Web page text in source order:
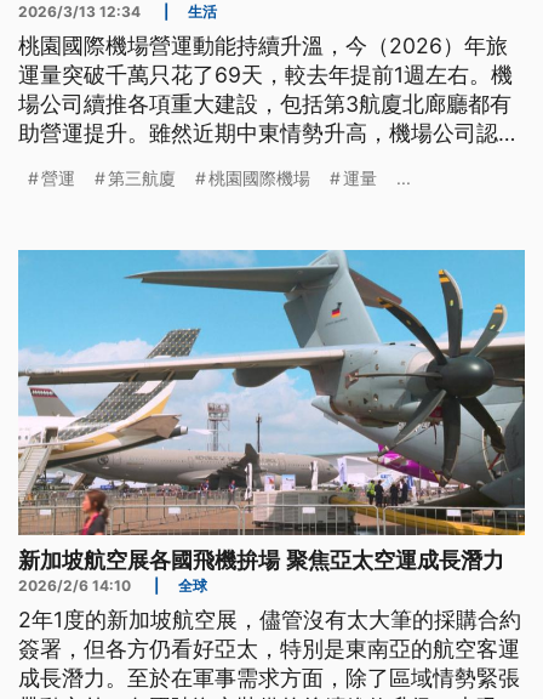
2026/3/13 12:34 生活
桃園國際機場營運動能持續升溫，今（2026）年旅
運量突破千萬只花了69天，較去年提前1週左右。機
場公司續推各項重大建設，包括第3航廈北廊廳都有
助營運提升。雖然近期中東情勢升高，機場公司認為
可期。
營運 第三航廈 桃園國際機場 運量 ...
新加坡航空展各國飛機拚場 聚焦亞太空運成長潛力
2026/2/6 14:10 全球
2年1度的新加坡航空展，儘管沒有太大筆的採購合約
簽署，但各方仍看好亞太，特別是東南亞的航空客運
成長潛力。至於在軍事需求方面，除了區域情勢緊張